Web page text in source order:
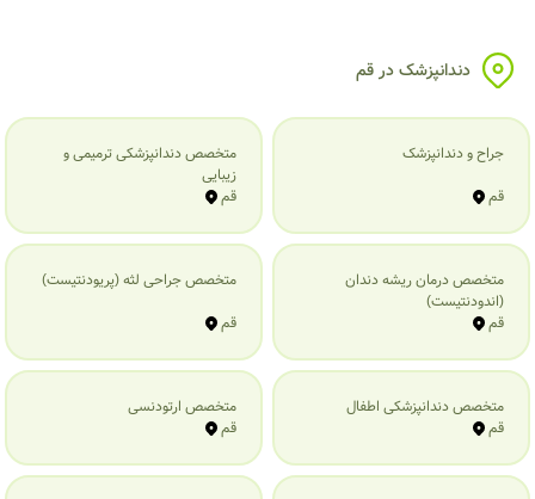
دندانپزشک در قم
جراح و دندانپزشک
قم
متخصص دندانپزشکی ترمیمی و
زیبایی
قم
متخصص درمان ریشه دندان
(اندودنتیست)
قم
متخصص جراحی لثه (پریودنتیست)
قم
متخصص دندانپزشکی اطفال
قم
متخصص ارتودنسی
قم